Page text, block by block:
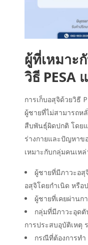
ผู้ที่เหมาะ
วิธี PESA
การเก็บอสุจิด้วยวิธี
ผู้ชายที่ไม่สามารถห
สืบพันธุ์ผิดปกติ โดย
ร่างกายและปัญหาข
เหมาะกับกลุ่มคนเห
ผู้ชายที่มีภาวะอสุ
อสุจิโดยกำเนิด หรื
ผู้ชายที่เคยผ่านก
กลุ่มที่มีภาวะอุด
การประสบอุบัติเหตุ
กรณีที่ต้องการทำ